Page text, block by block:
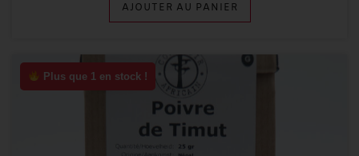
AJOUTER AU PANIER
Plus que 1 en stock !